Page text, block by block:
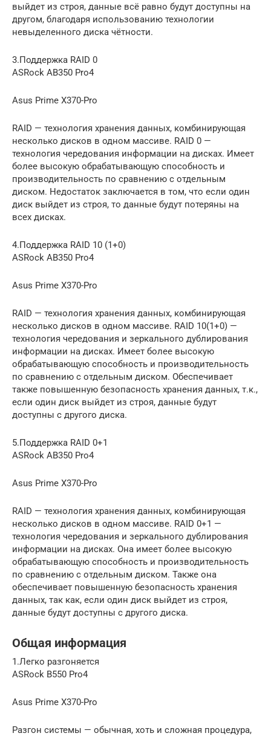
выйдет из строя, данные всё равно будут доступны на
другом, благодаря использованию технологии
невыделенного диска чётности.
3.Поддержка RAID 0
ASRock AB350 Pro4
Asus Prime X370-Pro
RAID — технология хранения данных, комбинирующая
несколько дисков в одном массиве. RAID 0 —
технология чередования информации на дисках. Имеет
более высокую обрабатывающую способность и
производительность по сравнению с отдельным
диском. Недостаток заключается в том, что если один
диск выйдет из строя, то данные будут потеряны на
всех дисках.
4.Поддержка RAID 10 (1+0)
ASRock AB350 Pro4
Asus Prime X370-Pro
RAID — технология хранения данных, комбинирующая
несколько дисков в одном массиве. RAID 10(1+0) —
технология чередования и зеркального дублирования
информации на дисках. Имеет более высокую
обрабатывающую способность и производительность
по сравнению с отдельным диском. Обеспечивает
также повышенную безопасность хранения данных, т.к.,
если один диск выйдет из строя, данные будут
доступны с другого диска.
5.Поддержка RAID 0+1
ASRock AB350 Pro4
Asus Prime X370-Pro
RAID — технология хранения данных, комбинирующая
несколько дисков в одном массиве. RAID 0+1 —
технология чередования и зеркального дублирования
информации на дисках. Она имеет более высокую
обрабатывающую способность и производительность
по сравнению с отдельным диском. Также она
обеспечивает повышенную безопасность хранения
данных, так как, если один диск выйдет из строя,
данные будут доступны с другого диска.
Общая информация
1.Легко разгоняется
ASRock B550 Pro4
Asus Prime X370-Pro
Разгон системы — обычная, хоть и сложная процедура,